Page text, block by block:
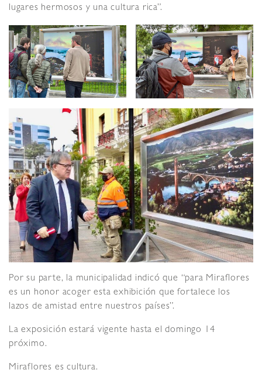
lugares hermosos y una cultura rica”.
Por su parte, la municipalidad indicó que “para Miraflores
es un honor acoger esta exhibición que fortalece los
lazos de amistad entre nuestros países”.
La exposición estará vigente hasta el domingo 14
próximo.
Miraflores es cultura.